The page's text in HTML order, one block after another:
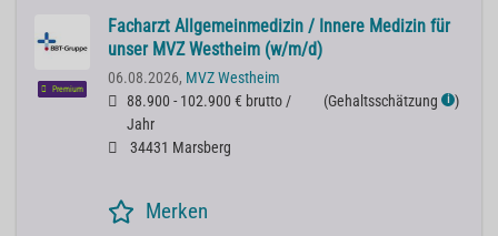
Premium
Facharzt Allgemeinmedizin / Innere Medizin für
unser MVZ Westheim (w/m/d)
06.08.2026, MVZ Westheim
88.900 - 102.900 € brutto /
Jahr
(Gehaltsschätzung ℹ )
34431 Marsberg
Merken